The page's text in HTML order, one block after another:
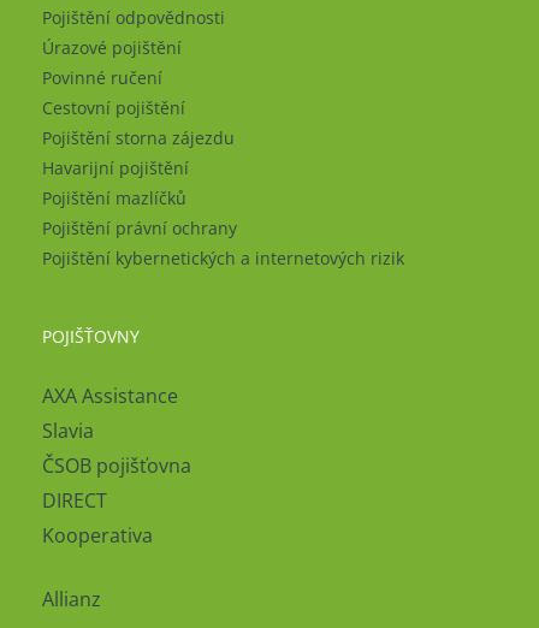
Pojištění odpovědnosti
Úrazové pojištění
Povinné ručení
Cestovní pojištění
Pojištění storna zájezdu
Havarijní pojištění
Pojištění mazlíčků
Pojištění právní ochrany
Pojištění kybernetických a internetových rizik
POJIŠŤOVNY
AXA Assistance
Slavia
ČSOB pojišťovna
DIRECT
Kooperativa
Allianz